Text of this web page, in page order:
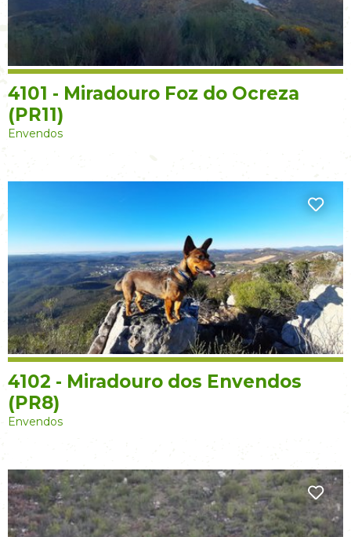
4101 - Miradouro Foz do Ocreza
(PR11)
Envendos
4102 - Miradouro dos Envendos
(PR8)
Envendos